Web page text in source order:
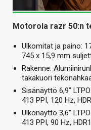
Motorola razr 50:n
Ulkomitat ja paino:
745 x 15,9 mm
Rakenne:
takakuori
Sisänäyttö 6,9”
413 PPI, 120 Hz,
Ulkonäyttö 3,6”
413 PPI, 90 Hz,